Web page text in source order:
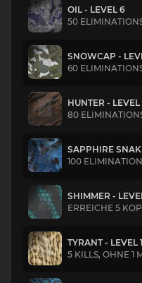
OIL - LEVEL 6
50
SNOWCAP -
60
HUNTER - LEVEL
80
SAPPHIRE
100
SHIMMER -
ERREICHE 5
TYRANT - LEVEL
5 KILLS, OHNE 1